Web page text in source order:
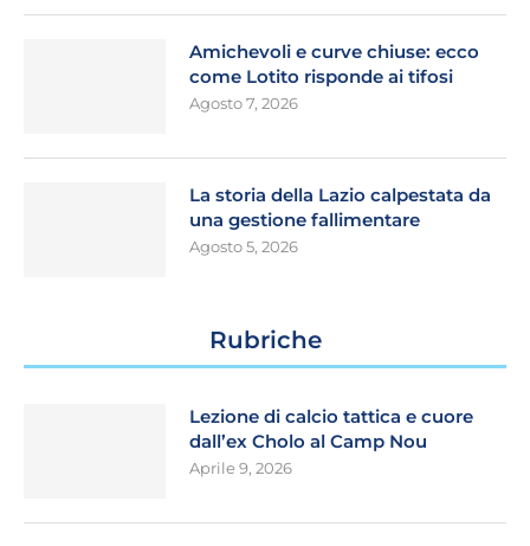
Amichevoli e curve chiuse: ecco
come Lotito risponde ai tifosi
Agosto 7, 2026
La storia della Lazio calpestata da
una gestione fallimentare
Agosto 5, 2026
Rubriche
Lezione di calcio tattica e cuore
dall’ex Cholo al Camp Nou
Aprile 9, 2026